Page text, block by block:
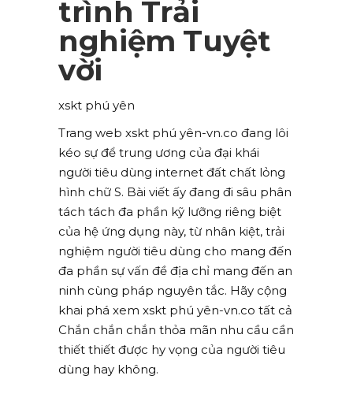
trình Trải
nghiệm Tuyệt
vời
xskt phú yên
Trang web xskt phú yên-vn.co đang lôi
kéo sự để trung ương của đại khái
người tiêu dùng internet đất chất lỏng
hình chữ S. Bài viết ấy đang đi sâu phân
tách tách đa phần kỹ lưỡng riêng biệt
của hệ ứng dụng này, từ nhân kiệt, trải
nghiệm người tiêu dùng cho mang đến
đa phần sự vấn đề địa chỉ mang đến an
ninh cùng pháp nguyên tắc. Hãy cộng
khai phá xem xskt phú yên-vn.co tất cả
Chắn chắn chắn thỏa mãn nhu cầu cần
thiết thiết được hy vọng của người tiêu
dùng hay không.